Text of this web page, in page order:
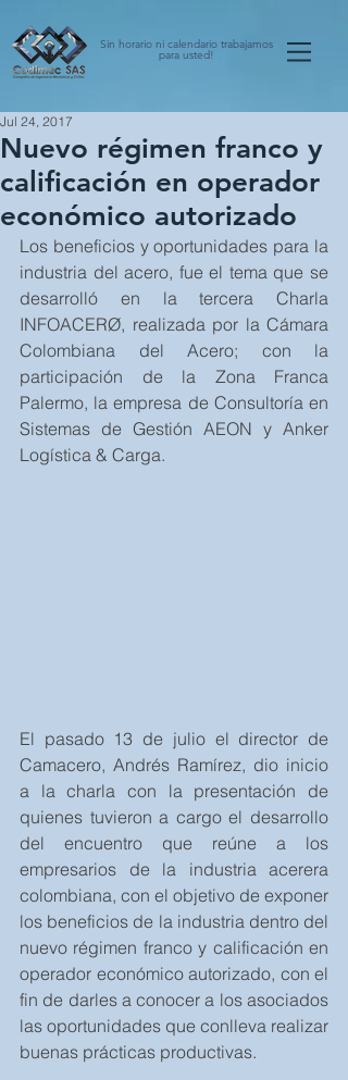
Sin horario ni calendario trabajamos
para usted!
Nuevo régimen franco y
calificación en operador
económico autorizado
Jul 24, 2017
Los beneficios y oportunidades para la
industria del acero, fue el tema que se
desarrolló en la tercera Charla
INFOACERØ, realizada por la Cámara
Colombiana del Acero; con la
participación de la Zona Franca
Palermo, la empresa de Consultoría en
Sistemas de Gestión AEON y Anker
Logística & Carga.
El pasado 13 de julio el director de
Camacero, Andrés Ramírez, dio inicio
a la charla con la presentación de
quienes tuvieron a cargo el desarrollo
del encuentro que reúne a los
empresarios de la industria acerera
colombiana, con el objetivo de exponer
los beneficios de la industria dentro del
nuevo régimen franco y calificación en
operador económico autorizado, con el
fin de darles a conocer a los asociados
las oportunidades que conlleva realizar
buenas prácticas productivas.